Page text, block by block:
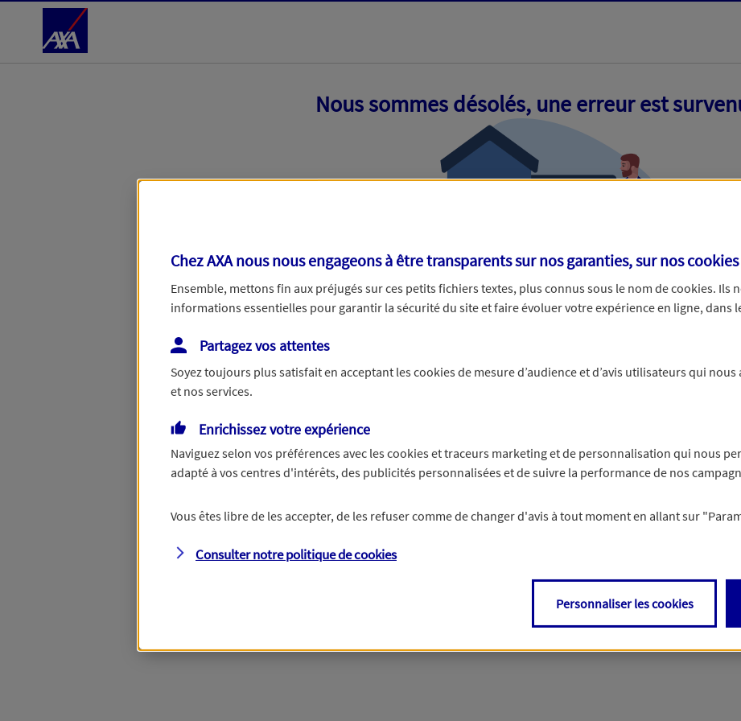
Accéder au Contenu
Nous sommes désolés, une erreur est
Chez AXA nous nous engageons à être transparents sur nos garanties, sur nos
Ensemble, mettons fin aux préjugés sur ces petits fichiers textes, plus connus sous le nom decookies. Ils
informations essentielles pour garantir la sécurité du site et faire évoluer votre expérience en ligne, dans
Partagez vos attentes
Soyez toujours plus satisfait en acceptant les cookies de mesure d’audience et d’avis utilisateurs qui
et nos services.
Enrichissez votre expérience
Naviguez selon vos préférences avec les cookies et traceurs marketing et de personnalisation qui nous
adapté à vos centres d'intérêts, des publicités personnalisées et de suivre la performance de nos
Vous êtes libre de les accepter, de les refuser comme de changer d'avis à tout moment en allant sur
Consulter notre politique decookies
Personnaliser les cookies